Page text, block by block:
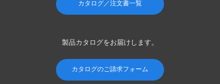
カタログ／注文書一覧
製品カタログをお届けします。
カタログのご請求フォーム